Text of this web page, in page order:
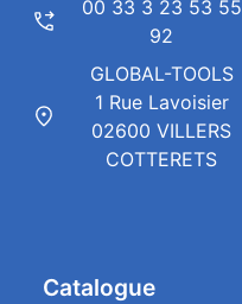
Catalogue
00 33 3 23 53 55
92
GLOBAL-TOOLS
1 Rue Lavoisier
02600 VILLERS
COTTERETS